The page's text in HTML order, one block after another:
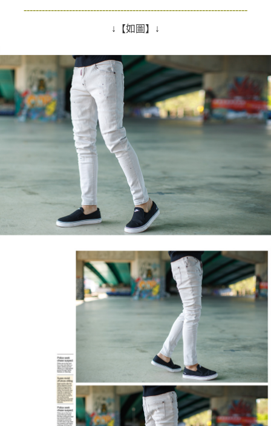
客戶支援中心」https://netprotections.freshdesk.com/support/home
權轉讓予恩沛科技股份有限公司。
２．關於個人資料處理事宜，請瀏覽以下網址：
https://aftee.tw/terms/#terms3
３．未成年的使用者請事先徵得法定代理人或監護人之同意方可使用
「AFTEE先享後付」，若未經同意申辦者引起之損失，本公司不負相關責
任。
４．使用「AFTEE先享後付」時，將依據個別帳號之用戶狀況，依本公司即
時審查核予不同之上限額度；若仍有額度不足之情形，本公司將視審查結果
請求用戶進行身份認證。
５．嚴禁一人註冊多個帳號或使用他人資訊註冊。若發現惡意使用之情形，
恩沛科技股份有限公司將有權停止該用戶之使用額度並採取法律行動。
--------------------------------------------------------------------------
↓【如圖】↓